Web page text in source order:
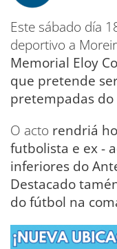
Este sábado día
deportivo a
Memorial Eloy
que pretende
pretempadas
O acto rendriá
futbolista e ex -
inferiores do
Destacado
do fútbol na